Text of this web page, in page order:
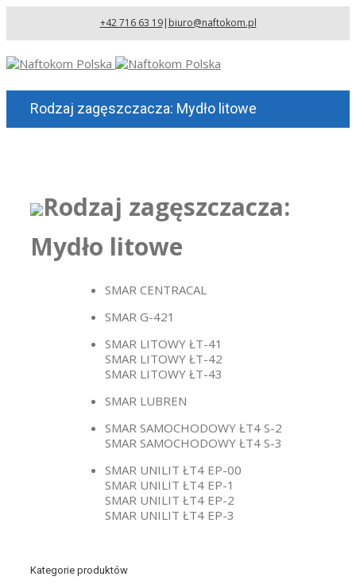
+42 716 63 19| biuro@naftokom.pl
Rodzaj zagęszczacza: Mydło litowe
Rodzaj zagęszczacza:
Mydło litowe
SMAR CENTRACAL
SMAR G-421
SMAR LITOWY ŁT-41
SMAR LITOWY ŁT-42
SMAR LITOWY ŁT-43
SMAR LUBREN
SMAR SAMOCHODOWY ŁT4 S-2
SMAR SAMOCHODOWY ŁT4 S-3
SMAR UNILIT ŁT4 EP-00
SMAR UNILIT ŁT4 EP-1
SMAR UNILIT ŁT4 EP-2
SMAR UNILIT ŁT4 EP-3
Kategorie produktów